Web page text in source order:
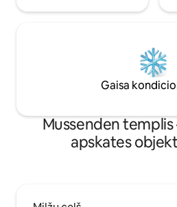
Gaisa
Mussenden
apskates